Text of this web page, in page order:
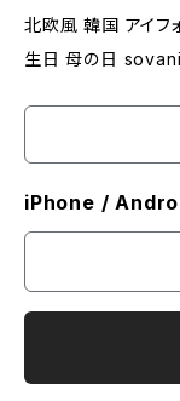
北欧風 韓国 アイフ
生日 母の日
iPhone /